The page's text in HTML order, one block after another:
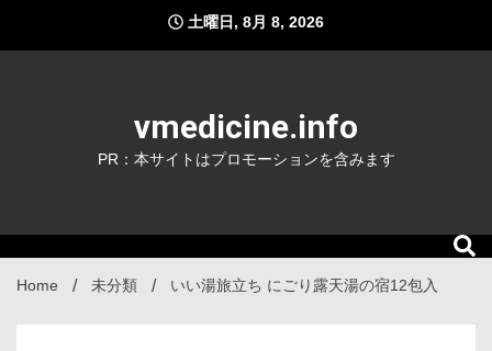
content
土曜日, 8月 8, 2026
vmedicine.info
PR：本サイトはプロモーションを含みます
Home 未分類 いい湯旅立ち にごり露天湯の宿12包入